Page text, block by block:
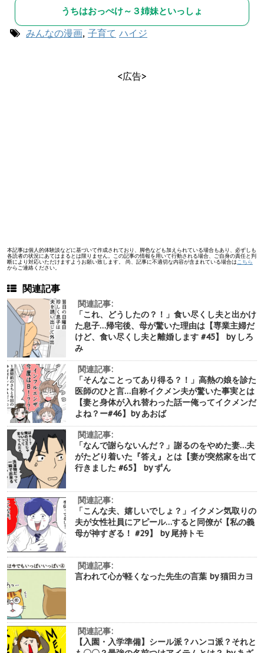
うちはおっぺけ～３姉妹といっしょ
みんなの漫画, 子育て ハイジ
<広告>
本記事は個人的体験談などに基づいて作成されており、脚色なども加えられている場合もあり、必ずしも
各読者の状況にあてはまるとは限りません。この記事の情報を用いて行動される場合、ご自身の責任と判
断により対応いただけますようお願い致します。 尚、記事に不適切な内容が含まれている場合はこちら
からご連絡ください。
関連記事
関連記事:
「これ、どうしたの？！」食い尽くし夫と出かけ
た息子…帰宅後、母が驚いた理由は【専業主婦だ
けど、食い尽くし夫と離婚します #45】 by しろ
み
関連記事:
「そんなことってあり得る？！」高熱の娘を診た
医師のひと言…自称イクメン夫が驚いた事実とは
【妻と身体が入れ替わった話ー俺ってイクメンだ
よね？ー#46】by あおば
関連記事:
「なんで謝らないんだ？」謝るのをやめた妻…夫
がたどり着いた『答え』とは【妻が突然家を出て
行きました #65】 by ずん
関連記事:
「こんな夫、嬉しいでしょ？」イクメン気取りの
夫が女性社員にアピール…すると同僚が【私の義
母が神すぎる！ #29】 by 尾持トモ
関連記事:
言われて心が軽くなった先生の言葉 by 猫田カヨ
関連記事:
【入園・入学準備】シール派？ハンコ派？それと